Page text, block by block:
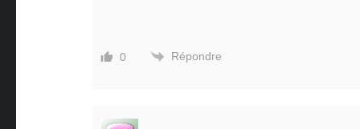
0 Répondre